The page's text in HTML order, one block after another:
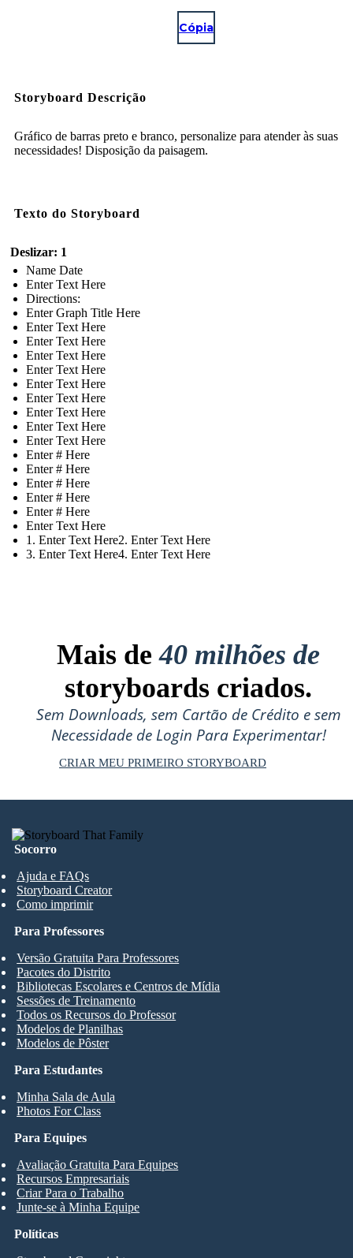
Cópia
Storyboard Descrição
Gráfico de barras preto e branco, personalize para atender às suas
necessidades! Disposição da paisagem.
Texto do Storyboard
Deslizar: 1
Name Date
Enter Text Here
Directions:
Enter Graph Title Here
Enter Text Here
Enter Text Here
Enter Text Here
Enter Text Here
Enter Text Here
Enter Text Here
Enter Text Here
Enter Text Here
Enter Text Here
Enter # Here
Enter # Here
Enter # Here
Enter # Here
Enter # Here
Enter Text Here
1. Enter Text Here2. Enter Text Here
3. Enter Text Here4. Enter Text Here
Mais de40 milhões de
storyboards criados.
Sem Downloads, sem Cartão de Crédito e sem
Necessidade de Login Para Experimentar!
CRIAR MEU PRIMEIRO STORYBOARD
Socorro
Ajuda e FAQs
Storyboard Creator
Como imprimir
Para Estudantes
Minha Sala de Aula
Photos For Class
Para Professores
Versão Gratuita Para Professores
Pacotes do Distrito
Bibliotecas Escolares e Centros de Mídia
Sessões de Treinamento
Todos os Recursos do Professor
Modelos de Planilhas
Modelos de Pôster
Para Equipes
Avaliação Gratuita Para Equipes
Recursos Empresariais
Criar Para o Trabalho
Junte-se à Minha Equipe
Políticas